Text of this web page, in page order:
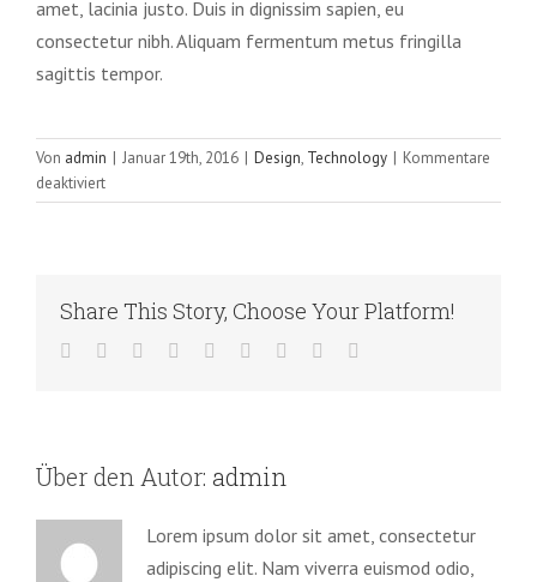
amet, lacinia justo. Duis in dignissim sapien, eu
consectetur nibh. Aliquam fermentum metus fringilla
sagittis tempor.
Von admin | Januar 19th, 2016 | Design, Technology | Kommentare
deaktiviertfür
Aliquam
Share This Story, Choose Your Platform!
Facebook
TwitterLinkedIn
Reddit WhatsApp
TumblrPinterest
Über den Autor: admin
Lorem ipsum dolor sit amet, consectetur
adipiscing elit. Nam viverra euismod odio,